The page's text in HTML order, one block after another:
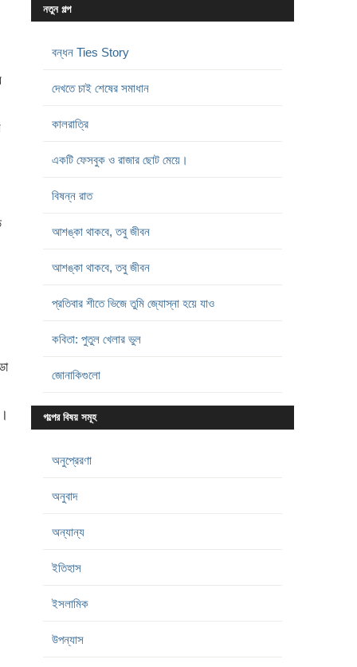
নতুন গল্প
বন্ধন Ties Story
দেখতে চাই শেষের সমাধান
কালরাত্রি
একটি ফেসবুক ও রাজার ছোট মেয়ে।
বিষন্ন রাত
আশঙ্কা থাকবে, তবু জীবন
আশঙ্কা থাকবে, তবু জীবন
প্রতিবার শীতে ভিজে তুমি জ্যোস্না হয়ে যাও
কবিতা: পুতুল খেলার ভুল
জোনাকিগুলো
গল্পের বিষয় সমূহ
অনুপ্রেরণা
অনুবাদ
অন্যান্য
ইতিহাস
ইসলামিক
উপন্যাস